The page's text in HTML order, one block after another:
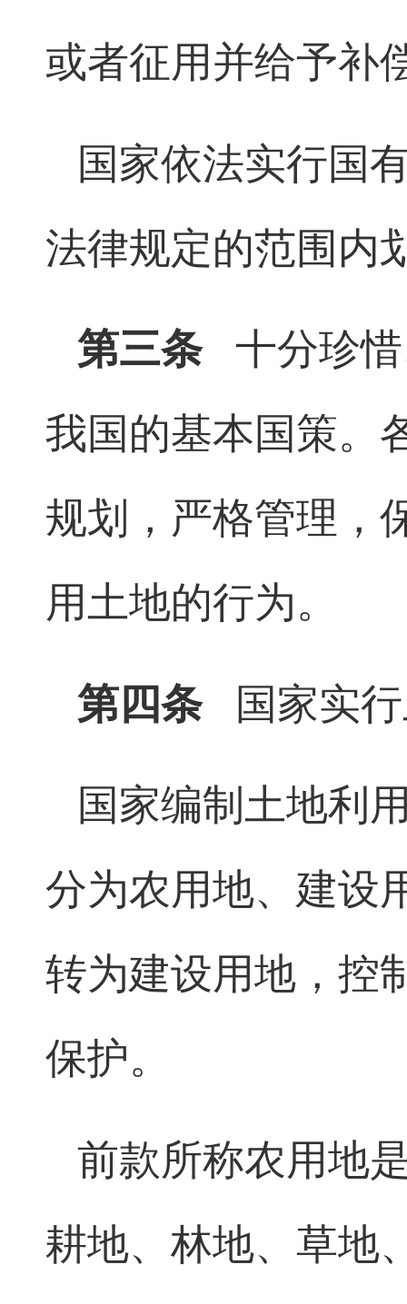
或者征用并给予补
国家依法实行国
法律规定的范围内
第三条 十分珍
我国的基本国策。
规划，严格管理，
用土地的行为。
第四条 国家实
国家编制土地利
分为农用地、建设
转为建设用地，控
保护。
前款所称农用地
耕地、林地、草地